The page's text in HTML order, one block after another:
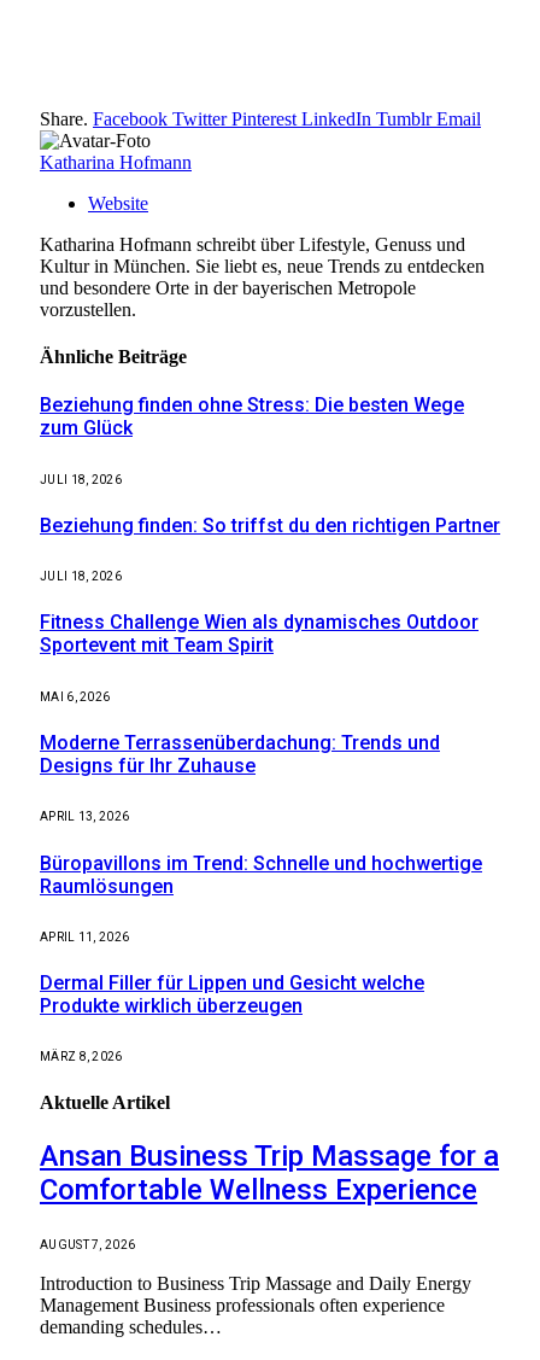
Share. Facebook Twitter Pinterest LinkedIn Tumblr Email
Katharina Hofmann
Website
Katharina Hofmann schreibt über Lifestyle, Genuss und
Kultur in München. Sie liebt es, neue Trends zu entdecken
und besondere Orte in der bayerischen Metropole
vorzustellen.
Ähnliche Beiträge
Beziehung finden ohne Stress: Die besten Wege
zum Glück
JULI 18, 2026
Beziehung finden: So triffst du den richtigen Partner
JULI 18, 2026
Fitness Challenge Wien als dynamisches Outdoor
Sportevent mit Team Spirit
MAI 6, 2026
Moderne Terrassenüberdachung: Trends und
Designs für Ihr Zuhause
APRIL 13, 2026
Büropavillons im Trend: Schnelle und hochwertige
Raumlösungen
APRIL 11, 2026
Dermal Filler für Lippen und Gesicht welche
Produkte wirklich überzeugen
MÄRZ 8, 2026
Aktuelle Artikel
Ansan Business Trip Massage for a
Comfortable Wellness Experience
AUGUST 7, 2026
Introduction to Business Trip Massage and Daily Energy
Management Business professionals often experience
demanding schedules…